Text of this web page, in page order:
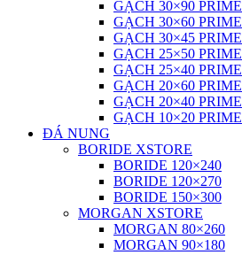
GẠCH 30×90 PRIME
GẠCH 30×60 PRIME
GẠCH 30×45 PRIME
GẠCH 25×50 PRIME
GẠCH 25×40 PRIME
GẠCH 20×60 PRIME
GẠCH 20×40 PRIME
GẠCH 10×20 PRIME
ĐÁ NUNG
BORIDE XSTORE
BORIDE 120×240
BORIDE 120×270
BORIDE 150×300
MORGAN XSTORE
MORGAN 80×260
MORGAN 90×180